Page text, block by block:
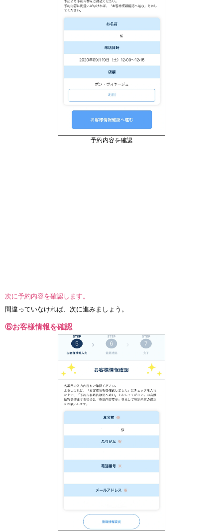
予約内容を確認
次に予約内容を確認します。
間違っていなければ、次に進みましょう。
⑥お客様情報を確認